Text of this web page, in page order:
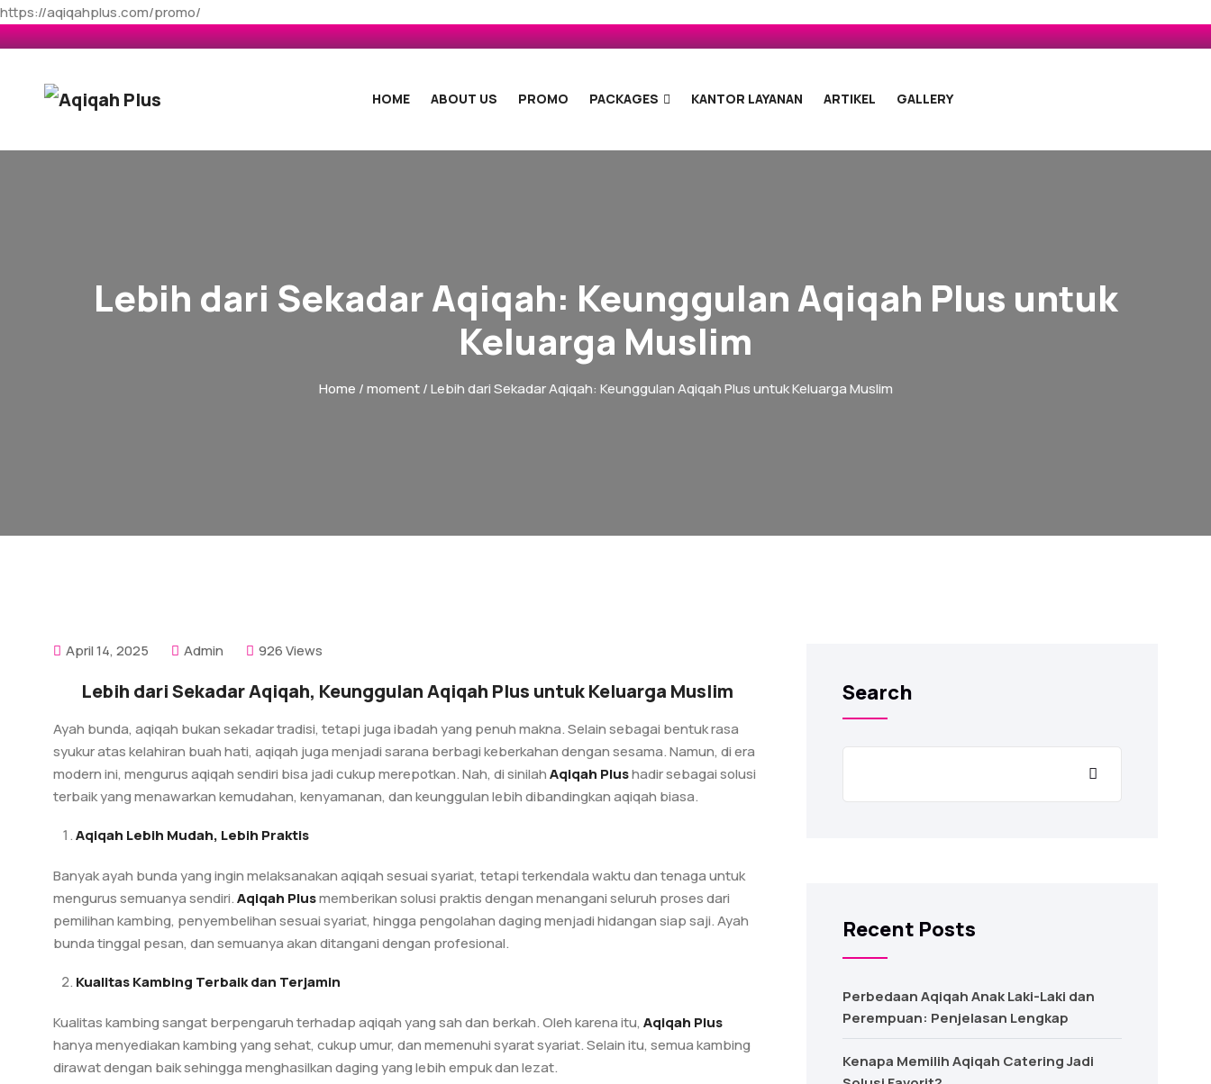
https://aqiqahplus.com/promo/
HOME ABOUT US PROMO PACKAGES KANTOR LAYANAN ARTIKEL GALLERY
Lebih dari Sekadar Aqiqah: Keunggulan Aqiqah Plus untuk
Keluarga Muslim
Home /moment/ Lebih dari Sekadar Aqiqah: Keunggulan Aqiqah Plus untuk Keluarga Muslim
April 14, 2025 Admin 926 Views
Lebih dari Sekadar Aqiqah, Keunggulan Aqiqah Plus untuk Keluarga Muslim
Ayah bunda, aqiqah bukan sekadar tradisi, tetapi juga ibadah yang penuh makna. Selain sebagai bentuk rasa
syukur atas kelahiran buah hati, aqiqah juga menjadi sarana berbagi keberkahan dengan sesama. Namun, di era
modern ini, mengurus aqiqah sendiri bisa jadi cukup merepotkan. Nah, di sinilahAqiqah Plushadir sebagai solusi
terbaik yang menawarkan kemudahan, kenyamanan, dan keunggulan lebih dibandingkan aqiqah biasa.
Aqiqah Lebih Mudah, Lebih Praktis
Banyak ayah bunda yang ingin melaksanakan aqiqah sesuai syariat, tetapi terkendala waktu dan tenaga untuk
mengurus semuanya sendiri.Aqiqah Plusmemberikan solusi praktis dengan menangani seluruh proses dari
pemilihan kambing, penyembelihan sesuai syariat, hingga pengolahan daging menjadi hidangan siap saji. Ayah
bunda tinggal pesan, dan semuanya akan ditangani dengan profesional.
Kualitas Kambing Terbaik dan Terjamin
Kualitas kambing sangat berpengaruh terhadap aqiqah yang sah dan berkah. Oleh karena itu, Aqiqah Plus
hanya menyediakan kambing yang sehat, cukup umur, dan memenuhi syarat syariat. Selain itu, semua kambing
dirawat dengan baik sehingga menghasilkan daging yang lebih empuk dan lezat.
Search
Recent Posts
Perbedaan Aqiqah Anak Laki-Laki dan
Perempuan: Penjelasan Lengkap
Kenapa Memilih Aqiqah Catering Jadi